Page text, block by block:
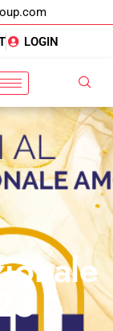
LOGIN